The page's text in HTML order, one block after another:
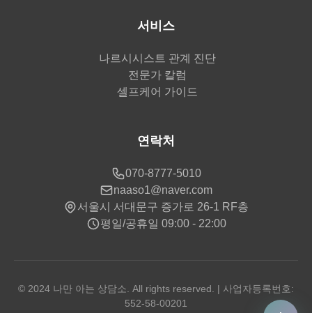
서비스
나르시시스트 관계 진단
전문가 칼럼
셀프케어 가이드
연락처
070-8777-5010
naaso1@naver.com
서울시 서대문구 증가로 26-1 RF층
평일/공휴일 09:00 - 22:00
© 2024 나만 아는 상담소. All rights reserved. | 사업자등록번호:
552-58-00201